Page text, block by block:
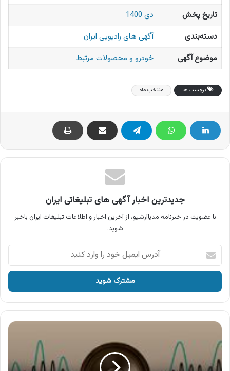
تاریخ پخش
دی 1400
دسته‌بندی
آگهی های رادیویی ایران
موضوع آگهی
خودرو و محصولات مرتبط
برچسب ها منتخب ماه
جدیدترین اخبار آگهی های تبلیغاتی ایران
با عضویت در خبرنامه مدیاآرشیو، از آخرین اخبار و اطلاعات تبلیغات ایران باخبر
شوید.
آدرس
ایمیل
خود
وارد
کنید
آگهی
،
شیرآلات